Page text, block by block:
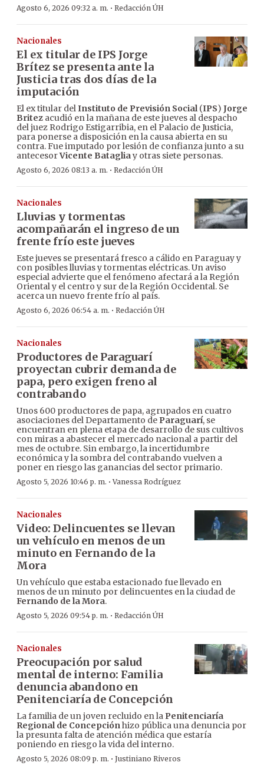
Agosto 6, 2026 09:32 a. m. · Redacción ÚH
Nacionales
El ex titular de IPS Jorge
Brítez se presenta ante la
Justicia tras dos días de la
imputación
El ex titular delInstituto de Previsión Social(IPS) Jorge
Britez acudió en la mañana de este jueves al despacho
del juez Rodrigo Estigarribia, en el Palacio de Justicia,
para ponerse a disposición en la causa abierta en su
contra. Fue imputado por lesión de confianza junto a su
antecesorVicente Batagliay otras siete personas.
Agosto 6, 2026 08:13 a. m. · Redacción ÚH
Nacionales
Lluvias y tormentas
acompañarán el ingreso de un
frente frío este jueves
Este jueves se presentará fresco a cálido en Paraguay y
con posibles lluvias y tormentas eléctricas. Un aviso
especial advierte que el fenómeno afectará a la Región
Oriental y el centro y sur de la Región Occidental. Se
acerca un nuevo frente frío al país.
Agosto 6, 2026 06:54 a. m. · Redacción ÚH
Nacionales
Productores de Paraguarí
proyectan cubrir demanda de
papa, pero exigen freno al
contrabando
Unos 600 productores de papa, agrupados en cuatro
asociaciones del Departamento de Paraguarí, se
encuentran en plena etapa de desarrollo de sus cultivos
con miras a abastecer el mercado nacional a partir del
mes de octubre. Sin embargo, la incertidumbre
económica y la sombra del contrabando vuelven a
poner en riesgo las ganancias del sector primario.
Agosto 5, 2026 10:46 p. m. ·Vanessa Rodríguez
Nacionales
Video: Delincuentes se llevan
un vehículo en menos de un
minuto en Fernando de la
Mora
Un vehículo que estaba estacionado fue llevado en
menos de un minuto por delincuentes en la ciudad de
Fernando de la Mora.
Agosto 5, 2026 09:54 p. m. · Redacción ÚH
Nacionales
Preocupación por salud
mental de interno: Familia
denuncia abandono en
Penitenciaría de Concepción
La familia de un joven recluido en la Penitenciaría
Regional de Concepciónhizo pública una denuncia por
la presunta falta de atención médica que estaría
poniendo en riesgo la vida del interno.
Agosto 5, 2026 08:09 p. m. · Justiniano Riveros